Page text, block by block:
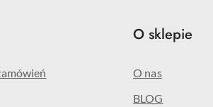
O sklepie
O nas
BLOG